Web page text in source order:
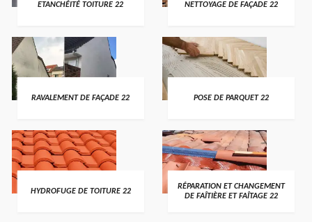
ETANCHÉITÉ TOITURE 22 NETTOYAGE DE FAÇADE 22
RAVALEMENT DE FAÇADE 22 POSE DE PARQUET 22
HYDROFUGE DE TOITURE 22
RÉPARATION ET CHANGEMENT
DE FAÎTIÈRE ET FAÎTAGE 22